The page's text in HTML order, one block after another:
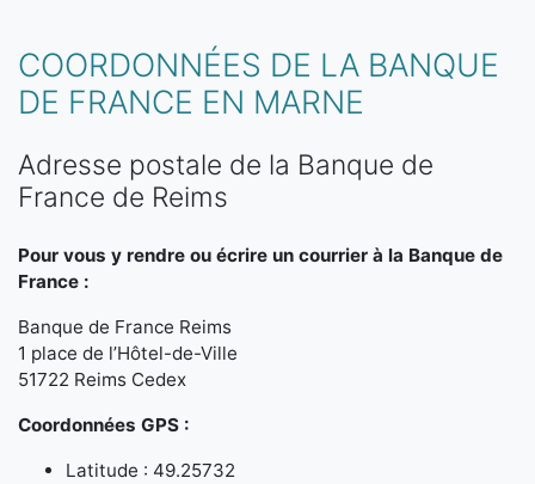
COORDONNÉES DE LA BANQUE
DE FRANCE EN MARNE
Adresse postale de la Banque de
France de Reims
Pour vous y rendre ou écrire un courrier à la Banque de
France :
Banque de France Reims
1 place de l’Hôtel-de-Ville
51722 Reims Cedex
Coordonnées GPS :
Latitude : 49.25732